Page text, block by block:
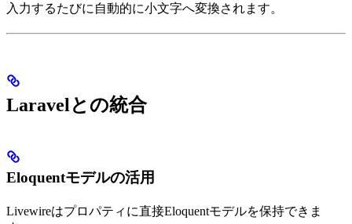
入力するたびに自動的に小文字へ変換されます。
Laravelとの統合
Eloquentモデルの活用
Livewireはプロパティに直接Eloquentモデルを保持できま